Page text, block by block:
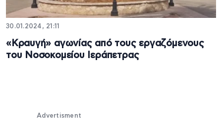
30.01.2024, 21:11
«Κραυγή» αγωνίας από τους εργαζόμενους
του Νοσοκομείου Ιεράπετρας
Advertisment